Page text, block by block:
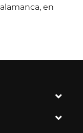
en